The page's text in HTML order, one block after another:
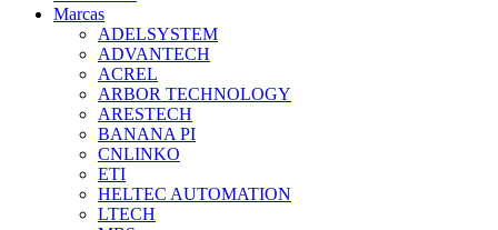
Marcas
ADELSYSTEM
ADVANTECH
ACREL
ARBOR TECHNOLOGY
ARESTECH
BANANA PI
CNLINKO
ETI
HELTEC AUTOMATION
LTECH